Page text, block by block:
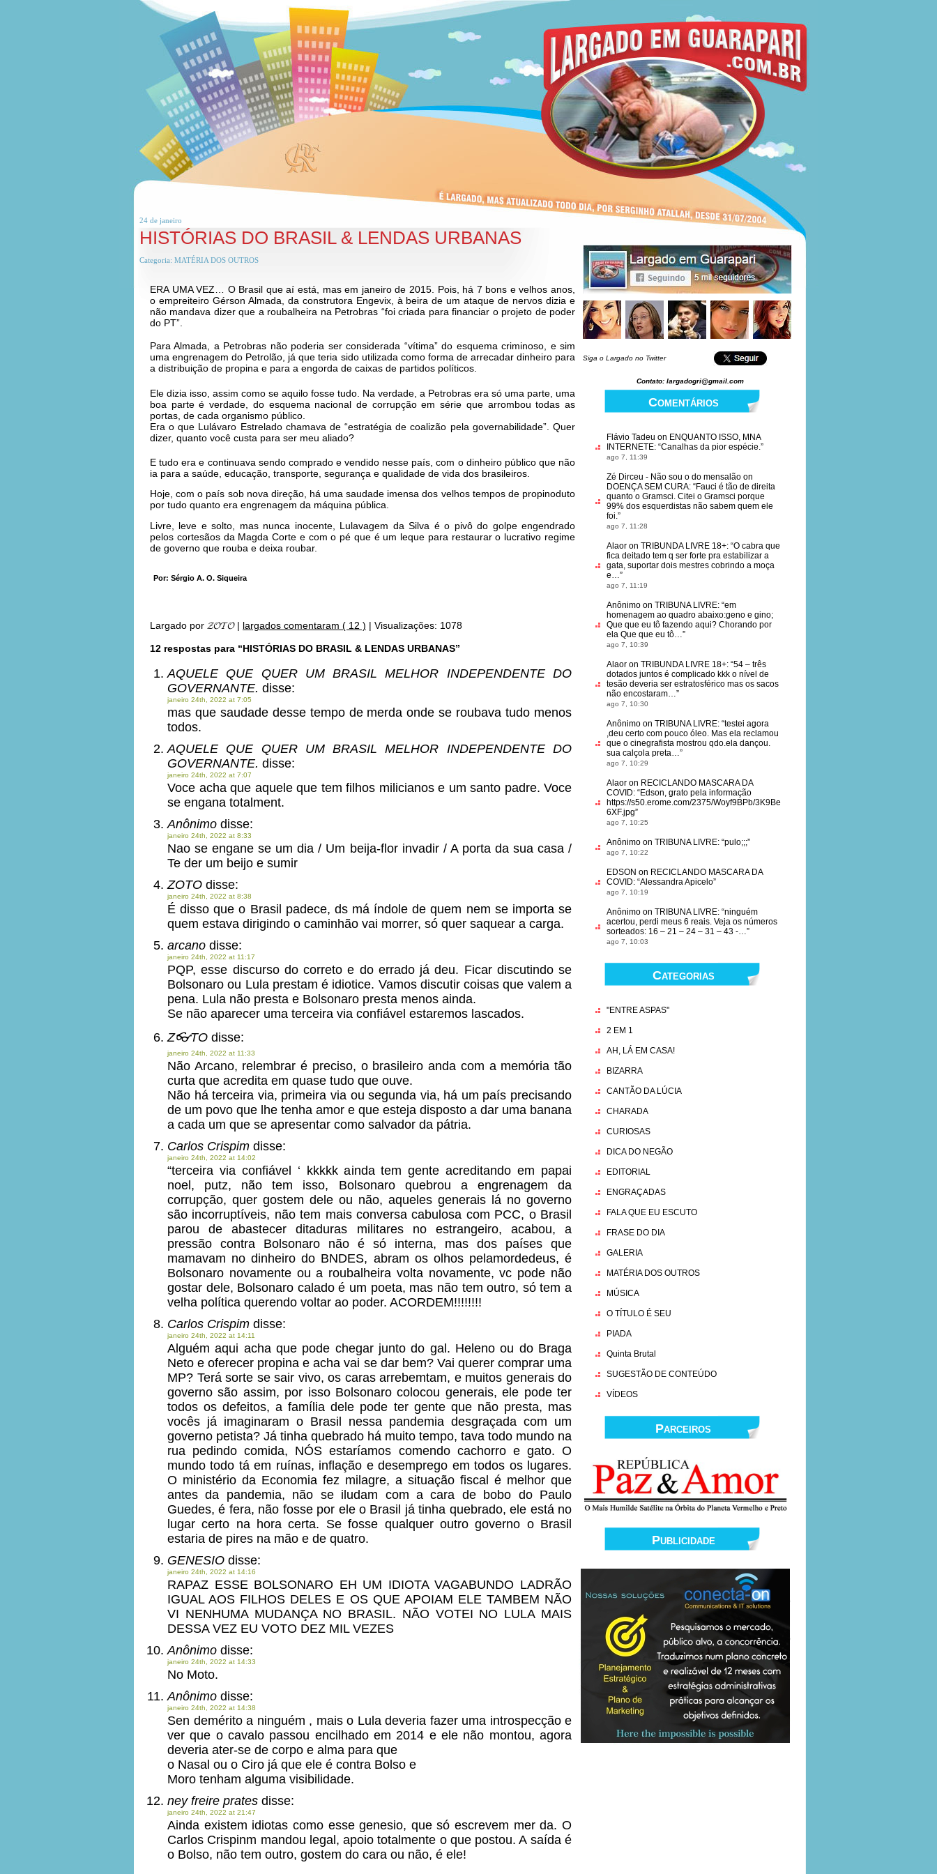
24 de janeiro
HISTÓRIAS DO BRASIL & LENDAS URBANAS
Categoria: MATÉRIA DOS OUTROS
ERA UMA VEZ… O Brasil que aí está, mas em janeiro de 2015. Pois, há 7 bons e velhos anos,
o empreiteiro Gérson Almada, da construtora Engevix, à beira de um ataque de nervos dizia e
não mandava dizer que a roubalheira na Petrobras “foi criada para financiar o projeto de poder
do PT”.
Para Almada, a Petrobras não poderia ser considerada “vítima” do esquema criminoso, e sim
uma engrenagem do Petrolão, já que teria sido utilizada como forma de arrecadar dinheiro para
a distribuição de propina e para a engorda de caixas de partidos políticos.
Ele dizia isso, assim como se aquilo fosse tudo. Na verdade, a Petrobras era só uma parte, uma
boa parte é verdade, do esquema nacional de corrupção em série que arrombou todas as
portas, de cada organismo público.
Era o que Lulávaro Estrelado chamava de “estratégia de coalizão pela governabilidade”. Quer
dizer, quanto você custa para ser meu aliado?
E tudo era e continuava sendo comprado e vendido nesse país, com o dinheiro público que não
ia para a saúde, educação, transporte, segurança e qualidade de vida dos brasileiros.
Hoje, com o país sob nova direção, há uma saudade imensa dos velhos tempos de propinoduto
por tudo quanto era engrenagem da máquina pública.
Livre, leve e solto, mas nunca inocente, Lulavagem da Silva é o pivô do golpe engendrado
pelos cortesãos da Magda Corte e com o pé que é um leque para restaurar o lucrativo regime
de governo que rouba e deixa roubar.
Por: Sérgio A. O. Siqueira
Largado por 𝓩𝓞𝓣𝓞| largados comentaram ( 12 ) | Visualizações: 1078
12 respostas para “HISTÓRIAS DO BRASIL & LENDAS URBANAS”
AQUELE QUE QUER UM BRASIL MELHOR INDEPENDENTE DO
GOVERNANTE. disse:
janeiro 24th, 2022 at 7:05
mas que saudade desse tempo de merda onde se roubava tudo menos
todos.
AQUELE QUE QUER UM BRASIL MELHOR INDEPENDENTE DO
GOVERNANTE. disse:
janeiro 24th, 2022 at 7:07
Voce acha que aquele que tem filhos milicianos e um santo padre. Voce
se engana totalment.
Anônimo disse:
janeiro 24th, 2022 at 8:33
Nao se engane se um dia / Um beija-flor invadir / A porta da sua casa /
Te der um beijo e sumir
ZOTO disse:
janeiro 24th, 2022 at 8:38
É disso que o Brasil padece, ds má índole de quem nem se importa se
quem estava dirigindo o caminhão vai morrer, só quer saquear a carga.
arcano disse:
janeiro 24th, 2022 at 11:17
PQP, esse discurso do correto e do errado já deu. Ficar discutindo se
Bolsonaro ou Lula prestam é idiotice. Vamos discutir coisas que valem a
pena. Lula não presta e Bolsonaro presta menos ainda.
Se não aparecer uma terceira via confiável estaremos lascados.
Z👓TO disse:
janeiro 24th, 2022 at 11:33
Não Arcano, relembrar é preciso, o brasileiro anda com a memória tão
curta que acredita em quase tudo que ouve.
Não há terceira via, primeira via ou segunda via, há um país precisando
de um povo que lhe tenha amor e que esteja disposto a dar uma banana
a cada um que se apresentar como salvador da pátria.
Carlos Crispim disse:
janeiro 24th, 2022 at 14:02
“terceira via confiável ‘ kkkkk ainda tem gente acreditando em papai
noel, putz, não tem isso, Bolsonaro quebrou a engrenagem da
corrupção, quer gostem dele ou não, aqueles generais lá no governo
são incorruptíveis, não tem mais conversa cabulosa com PCC, o Brasil
parou de abastecer ditaduras militares no estrangeiro, acabou, a
pressão contra Bolsonaro não é só interna, mas dos países que
mamavam no dinheiro do BNDES, abram os olhos pelamordedeus, é
Bolsonaro novamente ou a roubalheira volta novamente, vc pode não
gostar dele, Bolsonaro calado é um poeta, mas não tem outro, só tem a
velha política querendo voltar ao poder. ACORDEM!!!!!!!!
Carlos Crispim disse:
janeiro 24th, 2022 at 14:11
Alguém aqui acha que pode chegar junto do gal. Heleno ou do Braga
Neto e oferecer propina e acha vai se dar bem? Vai querer comprar uma
MP? Terá sorte se sair vivo, os caras arrebemtam, e muitos generais do
governo são assim, por isso Bolsonaro colocou generais, ele pode ter
todos os defeitos, a família dele pode ter gente que não presta, mas
vocês já imaginaram o Brasil nessa pandemia desgraçada com um
governo petista? Já tinha quebrado há muito tempo, tava todo mundo na
rua pedindo comida, NÓS estaríamos comendo cachorro e gato. O
mundo todo tá em ruínas, inflação e desemprego em todos os lugares.
O ministério da Economia fez milagre, a situação fiscal é melhor que
antes da pandemia, não se iludam com a cara de bobo do Paulo
Guedes, é fera, não fosse por ele o Brasil já tinha quebrado, ele está no
lugar certo na hora certa. Se fosse qualquer outro governo o Brasil
estaria de pires na mão e de quatro.
GENESIO disse:
janeiro 24th, 2022 at 14:16
RAPAZ ESSE BOLSONARO EH UM IDIOTA VAGABUNDO LADRÃO
IGUAL AOS FILHOS DELES E OS QUE APOIAM ELE TAMBEM NÃO
VI NENHUMA MUDANÇA NO BRASIL. NÃO VOTEI NO LULA MAIS
DESSA VEZ EU VOTO DEZ MIL VEZES
Anônimo disse:
janeiro 24th, 2022 at 14:33
No Moto.
Anônimo disse:
janeiro 24th, 2022 at 14:38
Sen demérito a ninguém , mais o Lula deveria fazer uma introspecção e
ver que o cavalo passou encilhado em 2014 e ele não montou, agora
deveria ater-se de corpo e alma para que
o Nasal ou o Ciro já que ele é contra Bolso e
Moro tenham alguma visibilidade.
ney freire prates disse:
janeiro 24th, 2022 at 21:47
Ainda existem idiotas como esse genesio, que só escrevem mer da. O
Carlos Crispinm mandou legal, apoio totalmente o que postou. A saída é
o Bolso, não tem outro, gostem do cara ou não, é ele!
Siga o Largado no Twitter
Contato: largadogri@gmail.com
Comentários
Flávio Tadeu on ENQUANTO ISSO, MNA
INTERNETE: “Canalhas da pior espécie.”
ago 7, 11:39
Zé Dirceu - Não sou o do mensalão on
DOENÇA SEM CURA: “Fauci é tão de direita
quanto o Gramsci. Citei o Gramsci porque
99% dos esquerdistas não sabem quem ele
foi.”
ago 7, 11:28
Alaor on TRIBUNDA LIVRE 18+: “O cabra que
fica deitado tem q ser forte pra estabilizar a
gata, suportar dois mestres cobrindo a moça
e…”
ago 7, 11:19
Anônimo on TRIBUNA LIVRE: “em
homenagem ao quadro abaixo:geno e gino;
Que que eu tô fazendo aqui? Chorando por
ela Que que eu tô…”
ago 7, 10:39
Alaor on TRIBUNDA LIVRE 18+: “54 – três
dotados juntos é complicado kkk o nível de
tesão deveria ser estratosférico mas os sacos
não encostaram…”
ago 7, 10:30
Anônimo on TRIBUNA LIVRE: “testei agora
,deu certo com pouco óleo. Mas ela reclamou
que o cinegrafista mostrou qdo.ela dançou.
sua calçola preta…”
ago 7, 10:29
Alaor on RECICLANDO MASCARA DA
COVID: “Edson, grato pela informação
https://s50.erome.com/2375/Woyf9BPb/3K9Be
6XF.jpg”
ago 7, 10:25
Anônimo on TRIBUNA LIVRE: “pulo;;;”
ago 7, 10:22
EDSON on RECICLANDO MASCARA DA
COVID: “Alessandra Apicelo”
ago 7, 10:19
Anônimo on TRIBUNA LIVRE: “ninguém
acertou, perdi meus 6 reais. Veja os números
sorteados: 16 – 21 – 24 – 31 – 43 -…”
ago 7, 10:03
Categorias
"ENTRE ASPAS"
2 EM 1
AH, LÁ EM CASA!
BIZARRA
CANTÃO DA LÚCIA
CHARADA
CURIOSAS
DICA DO NEGÃO
EDITORIAL
ENGRAÇADAS
FALA QUE EU ESCUTO
FRASE DO DIA
GALERIA
MATÉRIA DOS OUTROS
MÚSICA
O TÍTULO É SEU
PIADA
Quinta Brutal
SUGESTÃO DE CONTEÚDO
VÍDEOS
Parceiros
Publicidade